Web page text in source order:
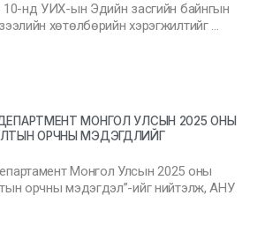
нд УИХ-ын Эдийн засгийн байнгын
хөтөлбөрийн хэрэгжилтийг …
МОНГОЛ УЛСЫН 2025 ОНЫ
ОРЧНЫ МЭДЭГДЛИЙГ
Монгол Улсын 2025 оны
орчны мэдэгдэл”-ийг нийтэлж, АНУ